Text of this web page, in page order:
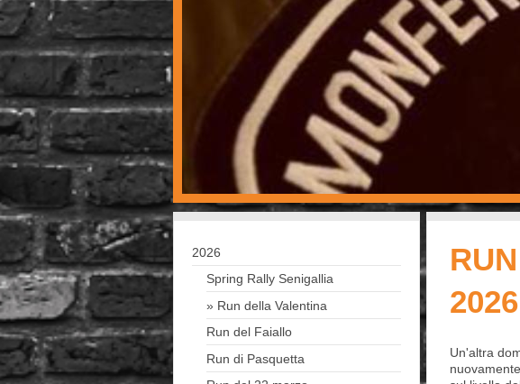
2026
Un'altra
2026
Spring Rally Senigallia
Run della Valentina
Run del Faiallo
Run di Pasquetta